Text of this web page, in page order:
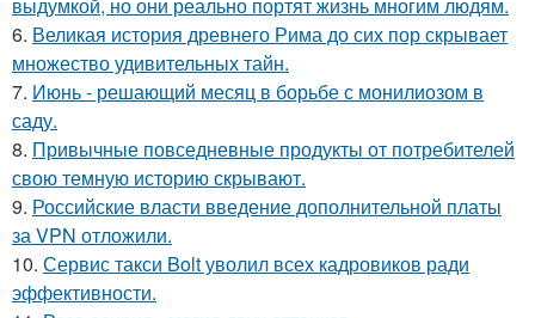
выдумкой, но они реально портят жизнь многим людям.
6. Великая история древнего Рима до сих пор скрывает
множество удивительных тайн.
7. Июнь - решающий месяц в борьбе с монилиозом в
саду.
8. Привычные повседневные продукты от потребителей
свою темную историю скрывают.
9. Российские власти введение дополнительной платы
за VPN отложили.
10. Сервис такси Bolt уволил всех кадровиков ради
эффективности.